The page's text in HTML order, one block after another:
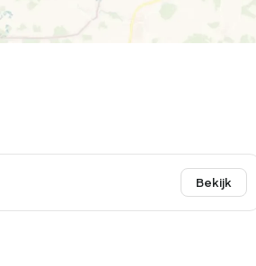
1-kap
327
Kamers
Bekijk